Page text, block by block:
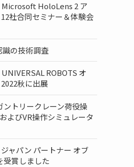
Microsoft HoloLens 2 ア
社合同セミナー＆体験会
の技術調査
ROBOTS オ
秋に出展
ントリークレーン荷役操
よびVR操作シミュレータ
ャパン パートナー オブ
受賞しました